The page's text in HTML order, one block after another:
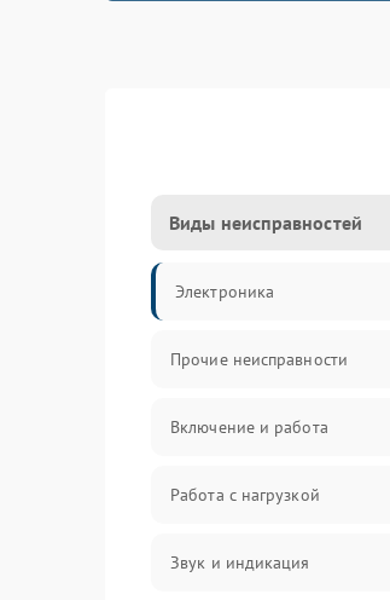
Виды неисправностей
Электроника
Прочие неисправности
Включение и работа
Работа с нагрузкой
Звук и индикация